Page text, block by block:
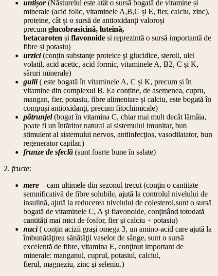
untișor(Năsturelul este atât o sursă bogată de vitamine și
minerale (acid folic, vitaminele A,B,C și E, fier, calciu, zinc),
proteine, cât și o sursă de antioxidanți valoroși
precum glucobrasicină, luteină,
betacaroten și flavonoide si reprezintă o sursă importantă de
fibre și potasiu)
urzici(conțin substanţe proteice şi glucidice, steroli, ulei
volatil, acid acetic, acid formic, vitaminele A, B2, C şi K,
sãruri minerale)
gulii( este bogată în vitaminele A, C și K, precum și în
vitamine din complexul B. Ea conține, de asemenea, cupru,
mangan, fier, potasiu, fibre alimentare și calciu, este bogată în
compuși antioxidanți, precum fitochimicale)
pătrunjel(bogat în vitamina C, chiar mai mult decât lămâia,
poate fi un întăritor natural al sistemului imunitar, bun
stimulent al sistemului nervos, antiinfecţios, vasodilatator, bun
regenerator capilar.)
frunze de sfeclă (sunt foarte bune în salate)
2. fructe:
mere – cam ultimele din sezonul trecut (conțin o cantitate
semnificativă de fibre solubile, ajută la controlul nivelului de
insulină, ajută la reducerea nivelului de colesterol,sunt o sursă
bogată de vitaminele C, A şi flavonoide, conţinând totodată
cantităţi mai mici de fosfor, fier şi calciu + potasiu)
nuci( conțin acizii graşi omega 3, un amino-acid care ajută la
îmbunătăţirea sănătăţii vaselor de sânge, sunt o sursă
excelentă de fibre, vitamina E, conţinut important de
minerale: manganul, cuprul, potasiul, calciul,
fierul, magneziu, zinc şi seleniu.)